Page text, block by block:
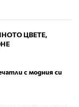
ЦВЕТЕ,
с модния си